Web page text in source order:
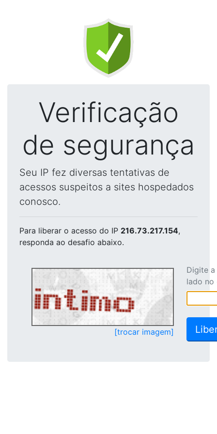
Verificação
de segurança
Seu IP fez diversas tentativas de
acessos suspeitos a sites hospedados
conosco.
Para liberar o acesso do IP 216.73.217.154,
responda ao desafio abaixo.
[trocar imagem]
Digite
lado no